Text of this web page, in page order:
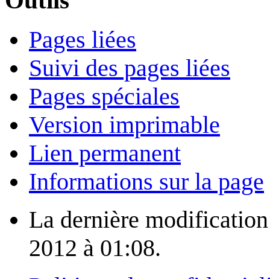
Pages liées
Suivi des pages liées
Pages spéciales
Version imprimable
Lien permanent
Informations sur la page
La dernière
2012 à 01:08.